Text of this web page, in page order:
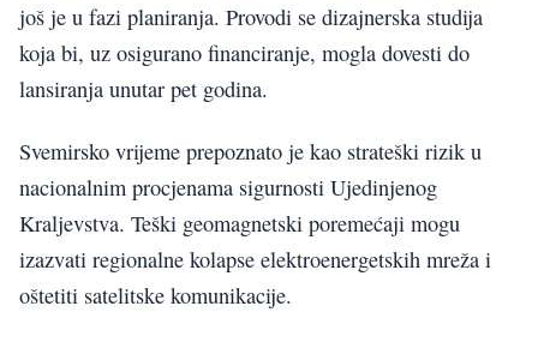
još je u fazi planiranja. Provodi se dizajnerska studija
koja bi, uz osigurano financiranje, mogla dovesti do
lansiranja unutar pet godina.
Svemirsko vrijeme prepoznato je kao strateški rizik u
nacionalnim procjenama sigurnosti Ujedinjenog
Kraljevstva. Teški geomagnetski poremećaji mogu
izazvati regionalne kolapse elektroenergetskih mreža i
oštetiti satelitske komunikacije.